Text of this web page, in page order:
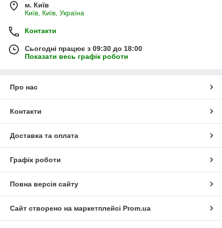
м. Київ
Київ, Київ, Україна
Контакти
Сьогодні працює з 09:30 до 18:00
Показати весь графік роботи
Про нас
Контакти
Доставка та оплата
Графік роботи
Повна версія сайту
Сайт створено на маркетплейсі Prom.ua